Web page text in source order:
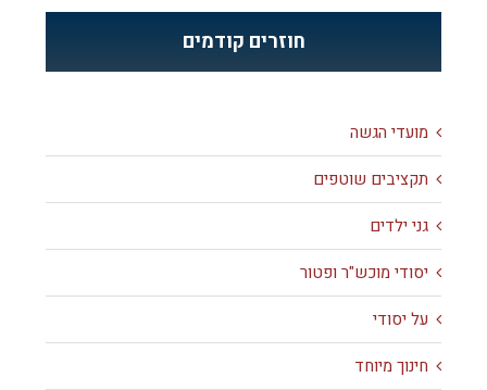
חוזרים קודמים
מועדי הגשה
תקציבים שוטפים
גני ילדים
יסודי מוכש"ר ופטור
על יסודי
חינוך מיוחד